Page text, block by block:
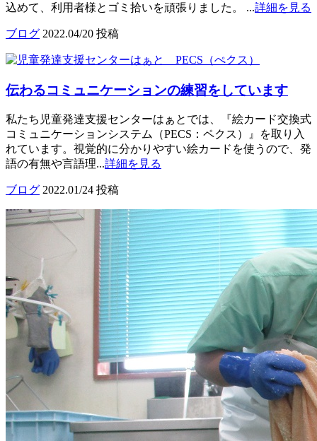
込めて、利用者様とゴミ拾いを頑張りました。 ...詳細を見る
ブログ 2022.04/20 投稿
伝わるコミュニケーションの練習をしています
私たち児童発達支援センターはぁとでは、『絵カード交換式
コミュニケーションシステム（PECS：ペクス）』を取り入
れています。視覚的に分かりやすい絵カードを使うので、発
語の有無や言語理...詳細を見る
ブログ 2022.01/24 投稿